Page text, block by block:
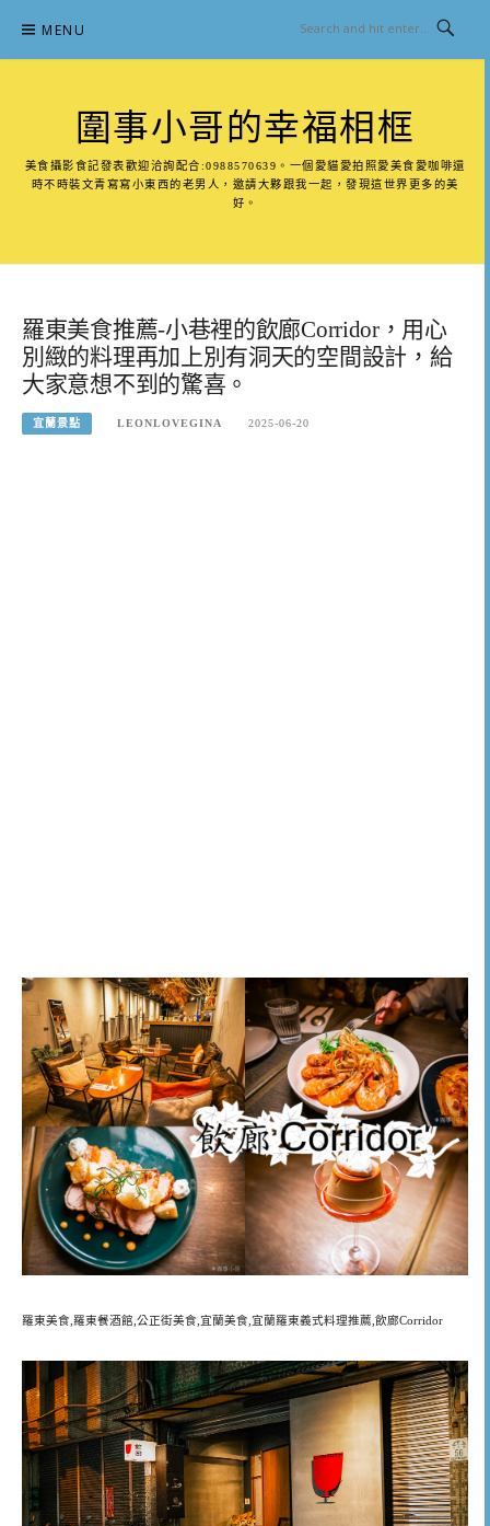
content
MENU
圍事小哥的幸福相框
美食攝影食記發表歡迎洽詢配合:0988570639。一個愛貓愛拍照愛美食愛咖啡還
時不時裝文青寫寫小東西的老男人，邀請大夥跟我一起，發現這世界更多的美
好。
羅東美食推薦-小巷裡的飲廊Corridor，用心
別緻的料理再加上別有洞天的空間設計，給
大家意想不到的驚喜。
宜蘭景點 LEONLOVEGINA 2025-06-20
羅東美食,羅東餐酒館,公正街美食,宜蘭美食,宜蘭羅東義式料理推薦,飲廊Corridor